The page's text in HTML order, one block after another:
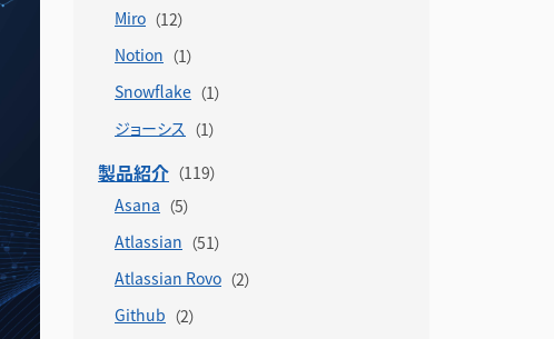
Miro
Notion
Snowflake
ジョーシス
製品紹介
Asana
Atlassian
Atlassian Rovo
Github